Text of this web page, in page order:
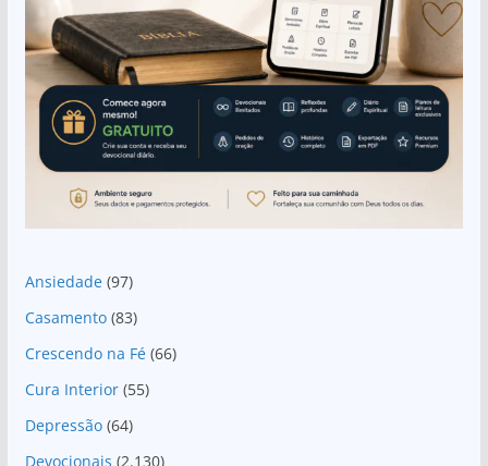
Ansiedade(97)
Casamento(83)
Crescendo na Fé(66)
Cura Interior(55)
Depressão(64)
Devocionais (2.130)